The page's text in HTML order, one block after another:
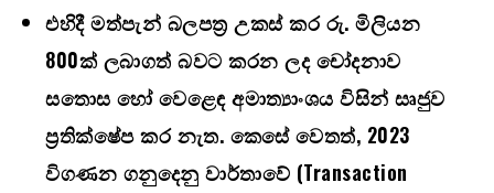
එහිදී මත්පැන් බලපත්‍ර උකස් කර රු. මිලියන
800ක් ලබාගත් බවට කරන ලද චෝදනාව
සතොස හෝ වෙළෙඳ අමාත්‍යාංශය විසින් සෘජුව
ප්‍රතික්ෂේප කර නැත. කෙසේ වෙතත්, 2023
විගණන ගනුදෙනු වාර්තාවේ (Transaction